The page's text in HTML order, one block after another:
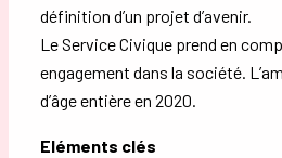
définition d’un projet d’avenir.
Le Service Civique prend en
engagement dans la société.
d’âge entière en 2020.
Eléments clés